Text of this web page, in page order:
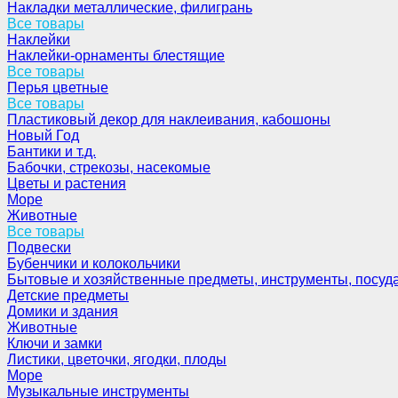
Накладки металлические, филигрань
Все товары
Наклейки
Наклейки-орнаменты блестящие
Все товары
Перья цветные
Все товары
Пластиковый декор для наклеивания, кабошоны
Новый Год
Бантики и т.д.
Бабочки, стрекозы, насекомые
Цветы и растения
Море
Животные
Все товары
Подвески
Бубенчики и колокольчики
Бытовые и хозяйственные предметы, инструменты,
Детские предметы
Домики и здания
Животные
Ключи и замки
Листики, цветочки, ягодки, плоды
Море
Музыкальные инструменты